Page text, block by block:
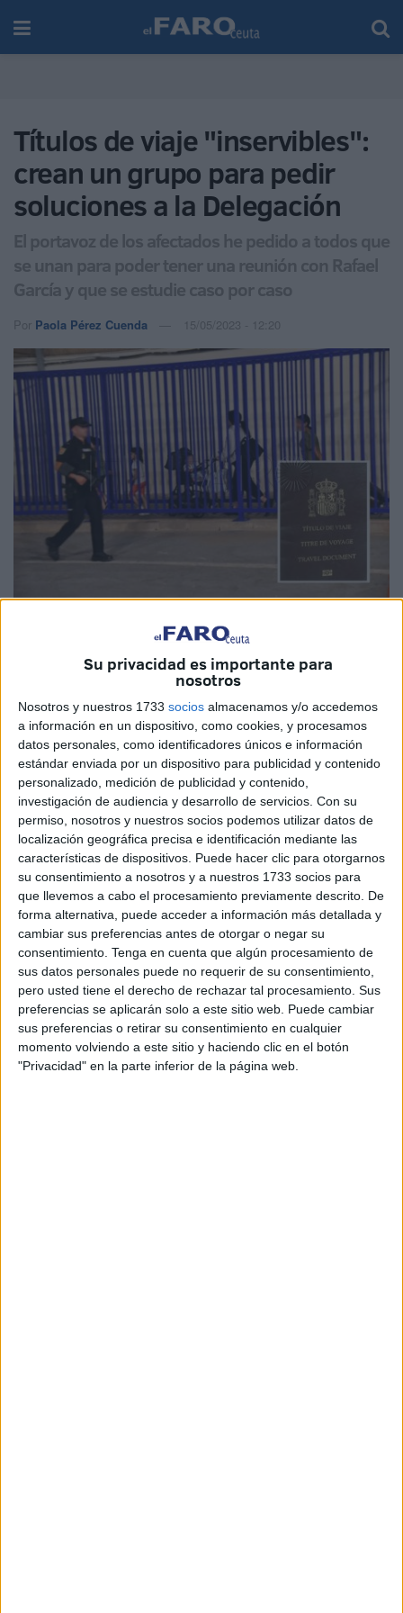
Su privacidad es importante para
nosotros
Nosotros y nuestros 1733 socios almacenamos y/o accedemos
a información en un dispositivo, como cookies, y procesamos
datos personales, como identificadores únicos e información
estándar enviada por un dispositivo para publicidad y contenido
personalizado, medición de publicidad y contenido,
investigación de audiencia y desarrollo de servicios. Con su
permiso, nosotros y nuestros socios podemos utilizar datos de
localización geográfica precisa e identificación mediante las
características de dispositivos. Puede hacer clic para otorgarnos
su consentimiento a nosotros y a nuestros 1733 socios para
que llevemos a cabo el procesamiento previamente descrito. De
forma alternativa, puede acceder a información más detallada y
cambiar sus preferencias antes de otorgar o negar su
consentimiento. Tenga en cuenta que algún procesamiento de
sus datos personales puede no requerir de su consentimiento,
pero usted tiene el derecho de rechazar tal procesamiento. Sus
preferencias se aplicarán solo a este sitio web. Puede cambiar
sus preferencias o retirar su consentimiento en cualquier
momento volviendo a este sitio y haciendo clic en el botón
"Privacidad" en la parte inferior de la página web.
Títulos de viaje "inservibles":
crean un grupo para pedir
soluciones a la Delegación
El portavoz de los afectados he pedido a todos que
se unan para poder tener una reunión con Rafael
García y que se estudie caso por caso
Por Paola Pérez Cuenda 15/05/2023 - 12:20
En el limbo. Así se encuentran entre 1.300 y 1.400
personas en Ceuta poseedoras de títulos de viaje
expedidos por laDelegación del Gobierno. No es nada
nuevo, llevan así cuatro años desde queMarruecos
prohibiera el paso de losvecinosde Ceuta con título de
viaje ydejara de reconocer este documentoque les
permitía entrar al país vecino sin necesidad de tener
pasaporte español.
Cuatro años sin poder visitar a sus familias al otro lado
del Tarajaly con un documento que "hoy en día no sirve
para nada". En su momento, les servía paraentrar y salir
de Marruecos "sin problemas"y hacía las veces de
pasaporte sin serlo. "A partir de 2019 Marruecos ya dejó
de reconocerlo y nos piden que el Gobierno de España
nos dé otra documentación o que nos den la nacionalidad
española", comenta el portavoz de los afectados.